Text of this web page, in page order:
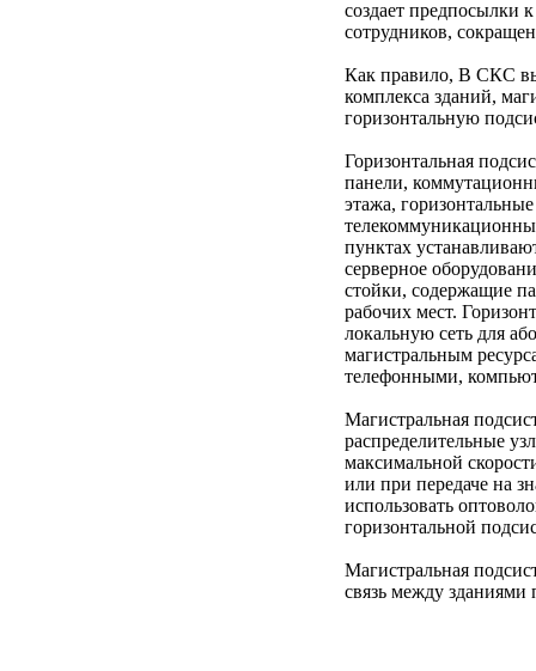
создает предпосылки
сотрудников,
Как правило, В СКС
комплекса зданий,
горизонтальную
Горизонтальная
панели,
этажа,
пунктах
серверное
стойки, содержащие
рабочих мест.
локальную сеть для
магистральным
телефонными,
Магистральная
распределительные
максимальной
или при передаче на
использовать
горизонтальной
Магистральная
связь между зданиями